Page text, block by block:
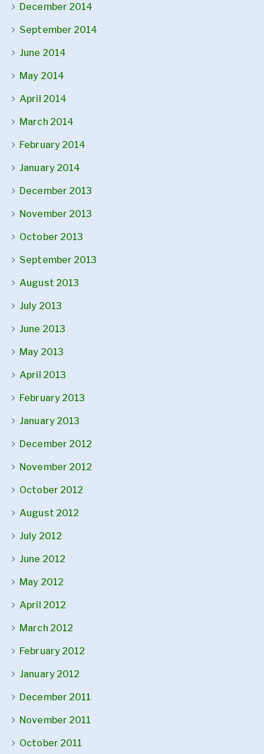
December 2014
September 2014
June 2014
May 2014
April 2014
March 2014
February 2014
January 2014
December 2013
November 2013
October 2013
September 2013
August 2013
July 2013
June 2013
May 2013
April 2013
February 2013
January 2013
December 2012
November 2012
October 2012
August 2012
July 2012
June 2012
May 2012
April 2012
March 2012
February 2012
January 2012
December 2011
November 2011
October 2011